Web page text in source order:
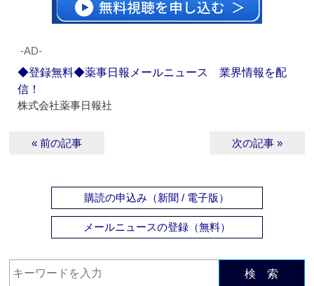
‐AD‐
◆登録無料◆薬事日報メールニュース 業界情報を配
信！
株式会社薬事日報社
« 前の記事 次の記事 »
購読の申込み（新聞 / 電子版）
メールニュースの登録（無料）
検 索